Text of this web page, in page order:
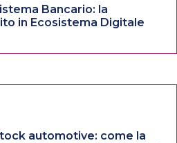
Bancario: la
in Ecosistema Digitale
automotive: come la